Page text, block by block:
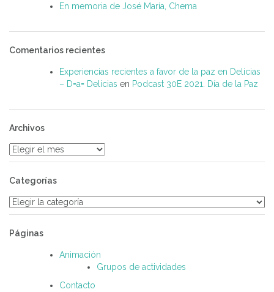
En memoria de José María, Chema
Comentarios recientes
Experiencias recientes a favor de la paz en Delicias
– D=a= Delicias en Podcast 30E 2021. Día de la Paz
Archivos
Archivos
Categorías
Categorías
Páginas
Animación
Grupos de actividades
Contacto